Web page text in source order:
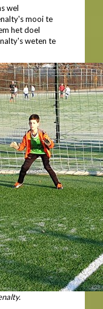
wel
mooi te
het doel
weten te